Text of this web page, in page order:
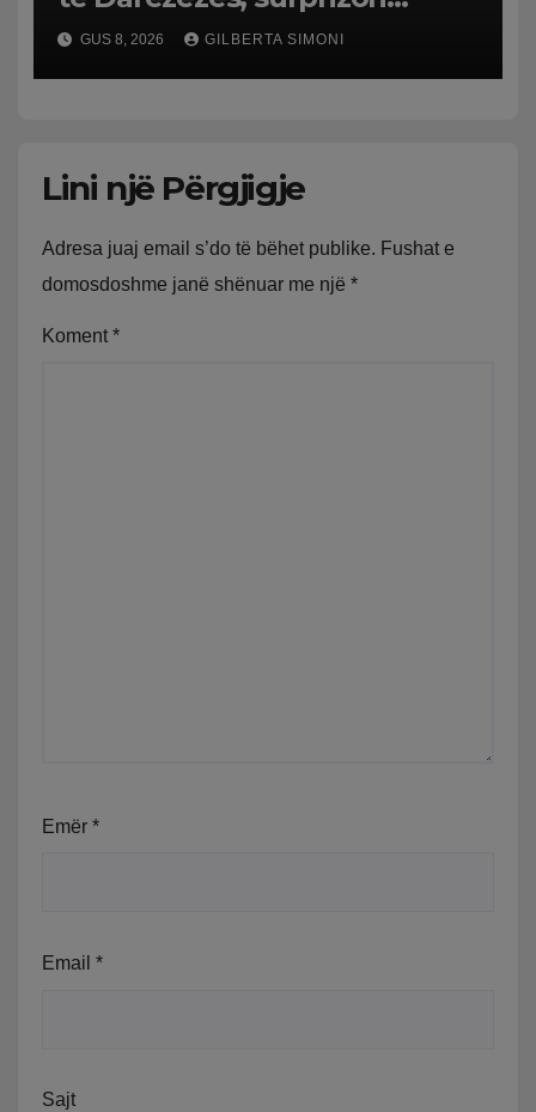
pushuesit dhe banorët
GUS 8, 2026 GILBERTA SIMONI
Lini një Përgjigje
Adresa juaj email s’do të bëhet publike. Fushat e
domosdoshme janë shënuar me një *
Koment *
Emër *
Email *
Sajt